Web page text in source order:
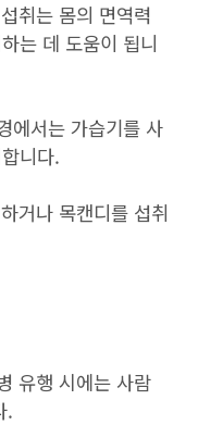
취는 몸의 면역력
는 데 도움이 됩니
에서는 가습기를 사
니다.
거나 목캔디를 섭취
유행 시에는 사람
.